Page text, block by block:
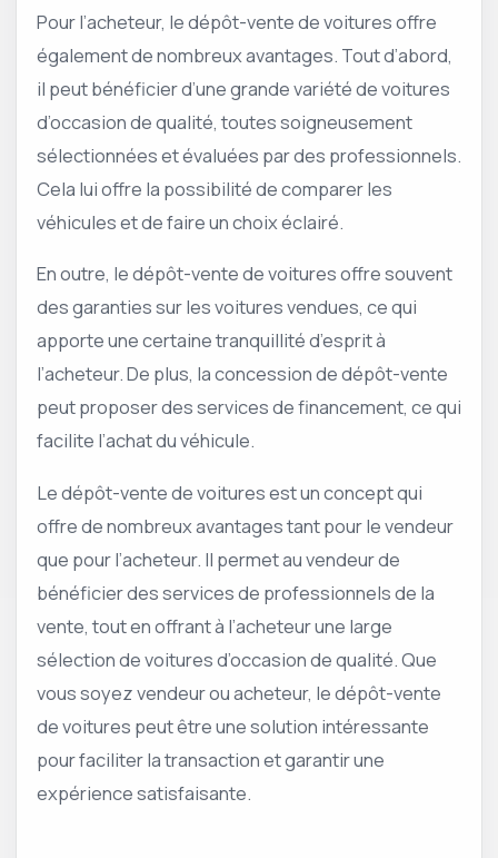
Pour l’acheteur, le dépôt-vente de voitures offre
également de nombreux avantages. Tout d’abord,
il peut bénéficier d’une grande variété de voitures
d’occasion de qualité, toutes soigneusement
sélectionnées et évaluées par des professionnels.
Cela lui offre la possibilité de comparer les
véhicules et de faire un choix éclairé.
En outre, le dépôt-vente de voitures offre souvent
des garanties sur les voitures vendues, ce qui
apporte une certaine tranquillité d’esprit à
l’acheteur. De plus, la concession de dépôt-vente
peut proposer des services de financement, ce qui
facilite l’achat du véhicule.
Le dépôt-vente de voitures est un concept qui
offre de nombreux avantages tant pour le vendeur
que pour l’acheteur. Il permet au vendeur de
bénéficier des services de professionnels de la
vente, tout en offrant à l’acheteur une large
sélection de voitures d’occasion de qualité. Que
vous soyez vendeur ou acheteur, le dépôt-vente
de voitures peut être une solution intéressante
pour faciliter la transaction et garantir une
expérience satisfaisante.